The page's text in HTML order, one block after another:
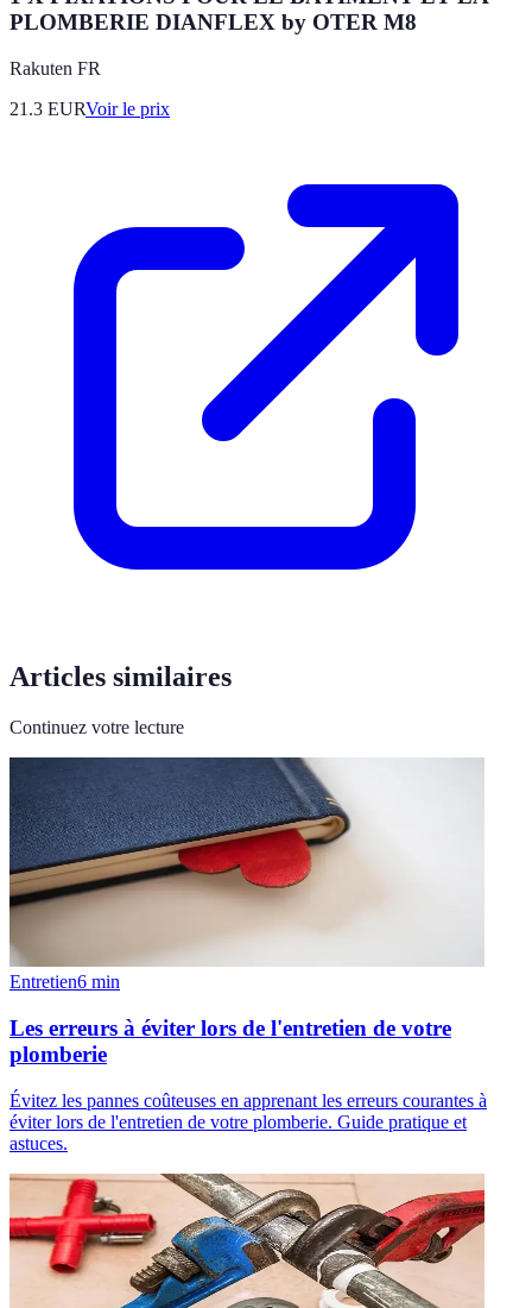
PLOMBERIE DIANFLEX by OTER M8
Rakuten FR
21.3 EURVoir le prix
Articles similaires
Continuez votre lecture
Entretien6 min
Les erreurs à éviter lors de l'entretien de votre
plomberie
Évitez les pannes coûteuses en apprenant les erreurs courantes à
éviter lors de l'entretien de votre plomberie. Guide pratique et
astuces.